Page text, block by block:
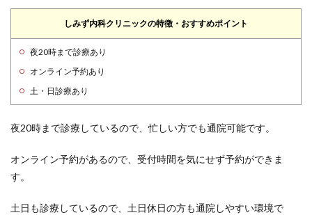
しみず内科クリニックの特徴・おすすめポイント
夜20時まで診療あり
オンライン予約あり
土・日診療あり
夜20時まで診療しているので、忙しい方でも通院可能です。
オンライン予約があるので、受付時間を気にせず予約ができま
す。
土日も診療しているので、土日休日の方も通院しやすい環境で